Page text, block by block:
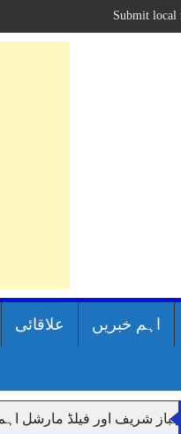
Submit local
اہم خبریں علاقائی
شریف اور فیلڈ مارشل